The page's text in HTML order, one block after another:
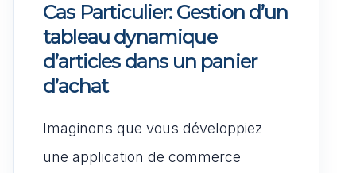
Cas Particulier: Gestion d’un
tableau dynamique
d’articles dans un panier
d’achat
Imaginons que vous développiez
une application de commerce